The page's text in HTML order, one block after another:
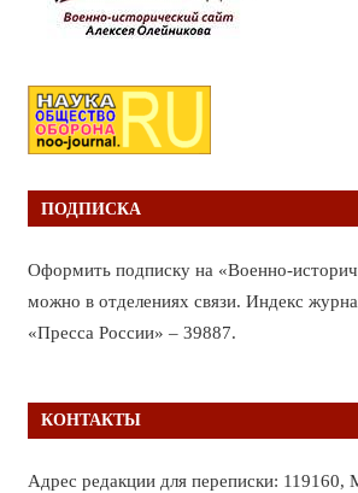
ПОДПИСКА
Оформить подписку на «Военно-
можно в отделениях связи. Индекс
«Пресса России» – 39887.
КОНТАКТЫ
Адрес редакции для переписки: 119160,